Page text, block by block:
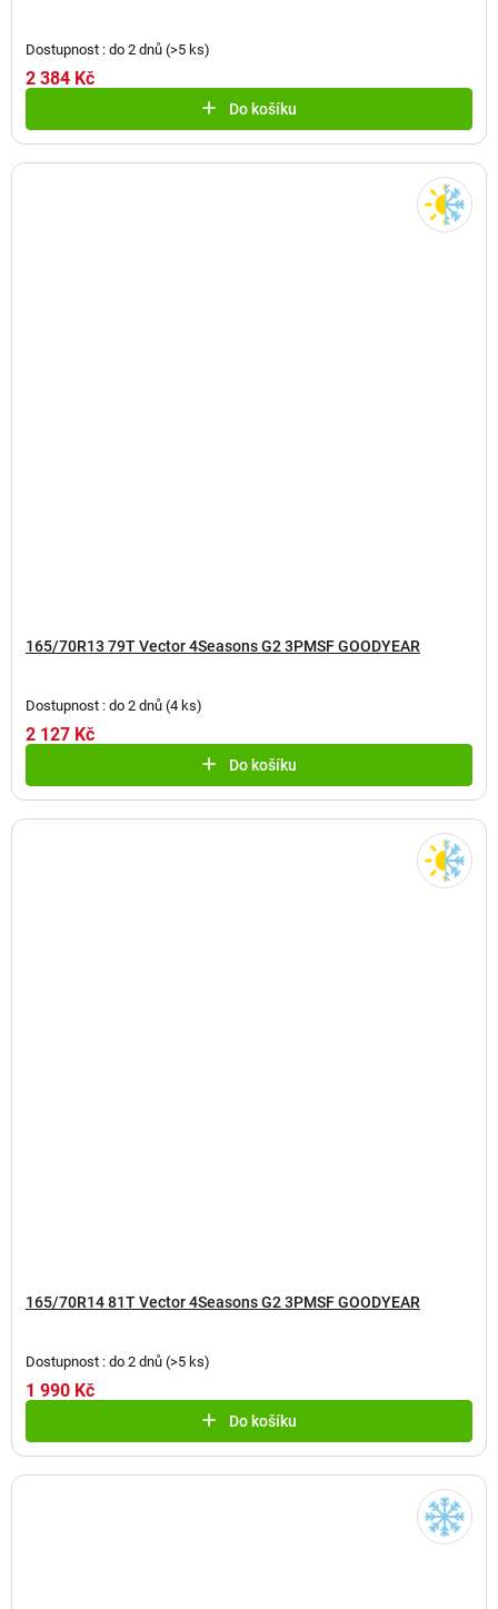
Dostupnost : do 2 dnů (>5 ks)
2 384 Kč
Do košíku
165/70R13 79T Vector 4Seasons G2 3PMSF GOODYEAR
Dostupnost : do 2 dnů (4 ks)
2 127 Kč
Do košíku
165/70R14 81T Vector 4Seasons G2 3PMSF GOODYEAR
Dostupnost : do 2 dnů (>5 ks)
1 990 Kč
Do košíku